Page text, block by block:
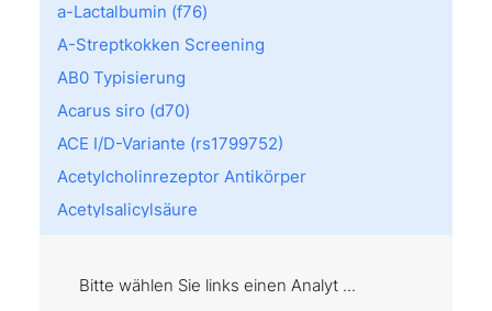
a-Lactalbumin (f76)
A-Streptkokken Screening
AB0 Typisierung
Acarus siro (d70)
ACE I/D-Variante (rs1799752)
Acetylcholinrezeptor Antikörper
Acetylsalicylsäure
Acremonium kiliense (m202)
Bitte wählen Sie links einen Analyt ...